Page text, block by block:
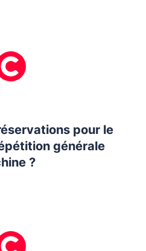
pour le
générale
?